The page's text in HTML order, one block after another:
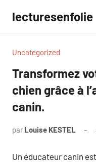
contenu
lecturesenfolie
Uncategorized
Transformez
chien grâce à
canin.
par Louise KESTEL
Un éducateur canin